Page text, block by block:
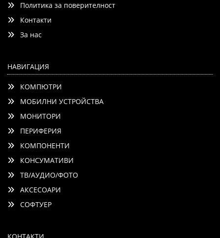
Политика за поверителност
Контакти
За нас
НАВИГАЦИЯ
КОМПЮТРИ
МОБИЛНИ УСТРОЙСТВА
МОНИТОРИ
ПЕРИФЕРИЯ
КОМПОНЕНТИ
КОНСУМАТИВИ
ТВ/АУДИО/ФОТО
АКСЕСОАРИ
СОФТУЕР